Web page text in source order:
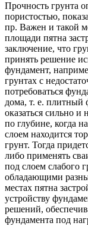
Прочность грунта
пористостью,
пр. Важен и такой
площади пятна
заключение, что
принять решение
фундамент,
грунтах с
потребоваться
дома, т. е. плитный
оказаться сильно
по глубине, когда
слоем находится
грунт. Тогда
либо применять
под слоем слабого
обладающими
местах пятна
устройству
решений,
фундамента под